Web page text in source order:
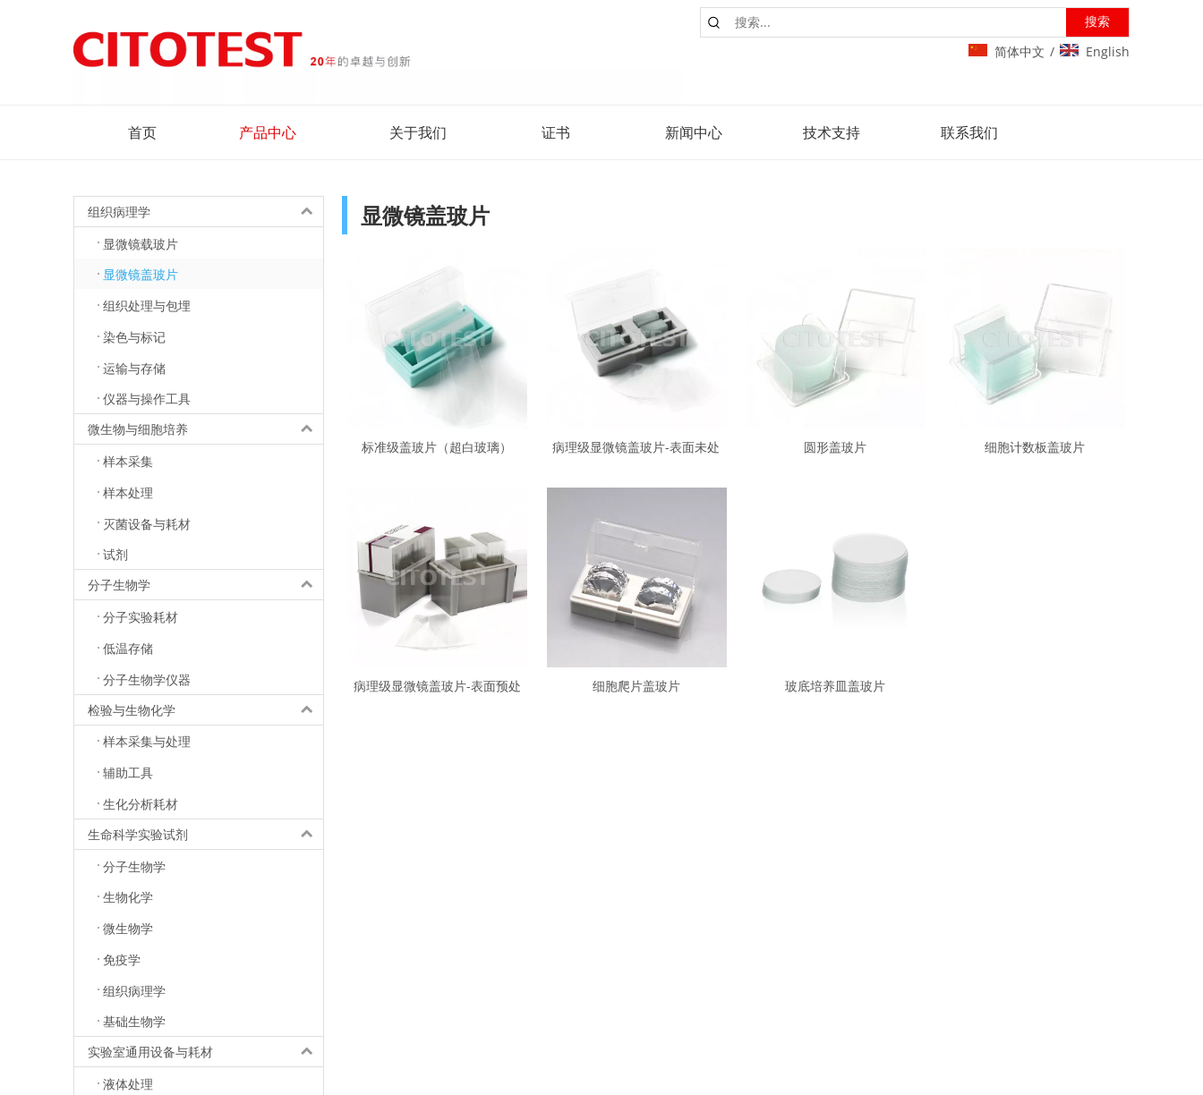
搜索
简体中文 / English
首页 产品中心 关于我们 证书 新闻中心 技术支持 联系我们
组织病理学
显微镜载玻片
显微镜盖玻片
组织处理与包埋
染色与标记
运输与存储
仪器与操作工具
微生物与细胞培养
样本采集
样本处理
灭菌设备与耗材
试剂
分子生物学
分子实验耗材
低温存储
分子生物学仪器
检验与生物化学
样本采集与处理
辅助工具
生化分析耗材
生命科学实验试剂
分子生物学
生物化学
微生物学
免疫学
组织病理学
基础生物学
实验室通用设备与耗材
液体处理
显微镜盖玻片
标准级盖玻片（超白玻璃）
病理级显微镜盖玻片-表面未处
圆形盖玻片 细胞计数板盖玻片
病理级显微镜盖玻片-表面预处
细胞爬片盖玻片 玻底培养皿盖玻片